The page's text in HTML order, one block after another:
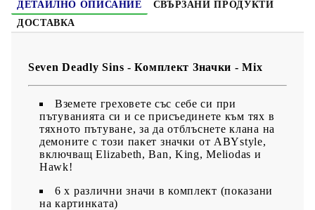
ДЕТАЙЛНО ОПИСАНИЕ
СВЪРЗАНИ ПРОДУКТИ
ДОСТАВКА
Seven Deadly Sins - Комплект Значки - Mix
Вземете греховете със себе си при
пътуванията си и се присъединете към тях в
тяхното пътуване, за да отблъснете клана на
демоните с този пакет значки от ABYstyle,
включващ Elizabeth, Ban, King, Meliodas и
Hawk!
6 х различни значи в комплект (показани
на картинката)